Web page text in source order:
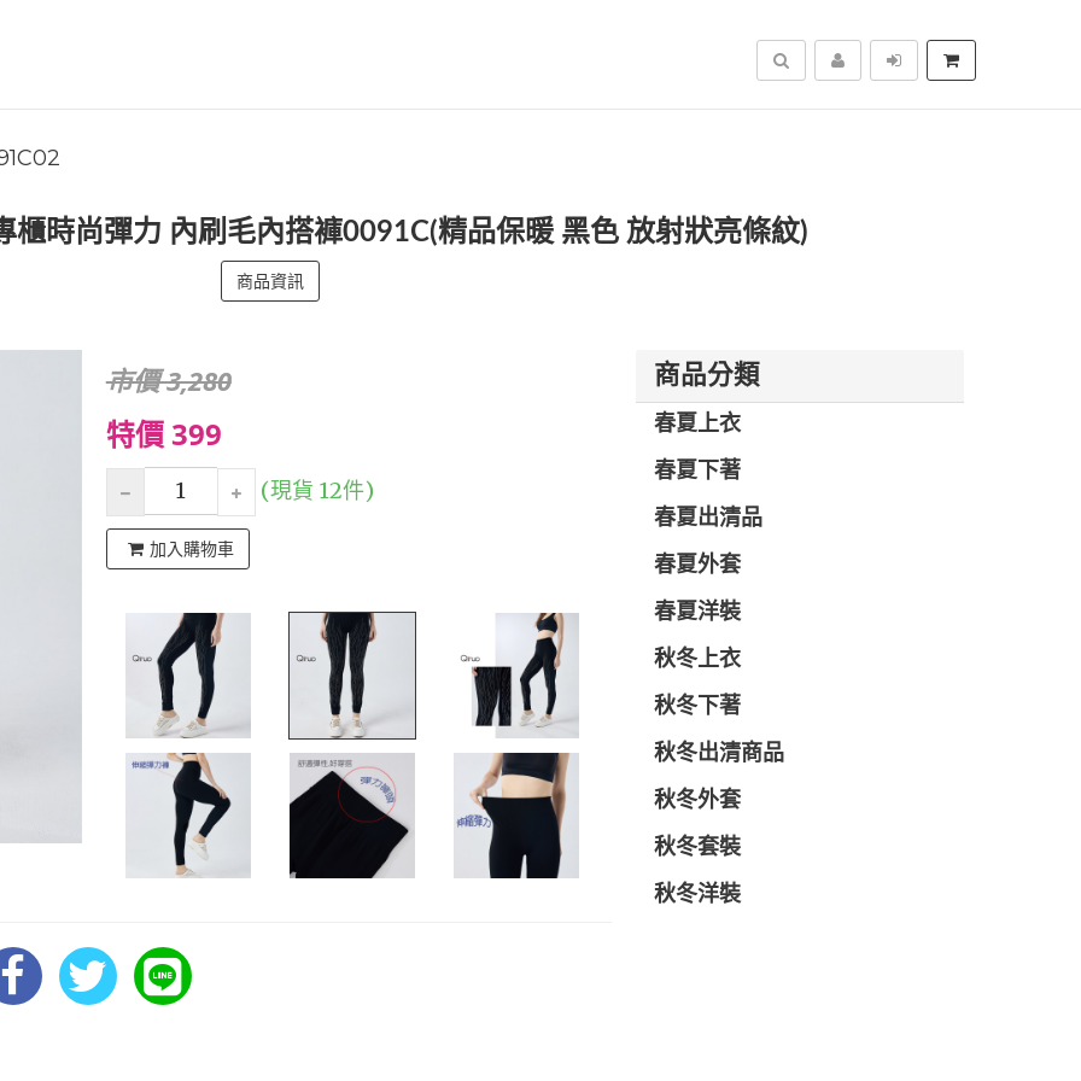
搜尋
櫃時尚彈力 內刷毛內搭褲0091C(精品保暖 黑色 放射狀亮條紋)
商品資訊
市價 3,280
特價 399
(現貨 12件)
加入購物車
商品分類
春夏上衣
春夏下著
春夏出清品
春夏外套
春夏洋裝
秋冬上衣
秋冬下著
秋冬出清商品
秋冬外套
秋冬套裝
秋冬洋裝